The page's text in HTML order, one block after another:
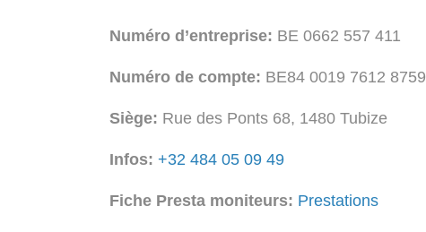
Numéro d’entreprise: BE 0662 557 411
Numéro de compte: BE84 0019 7612 8759
Siège: Rue des Ponts 68, 1480 Tubize
Infos: +32 484 05 09 49
Fiche Presta moniteurs: Prestations